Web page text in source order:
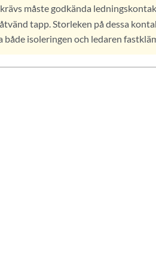
måste godkända
tapp. Storleken på dessa
isoleringen och ledaren